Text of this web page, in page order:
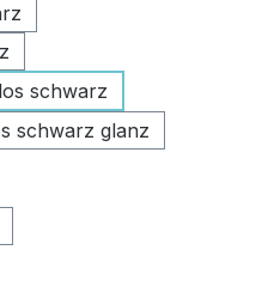
schwarz
schwarz glanz